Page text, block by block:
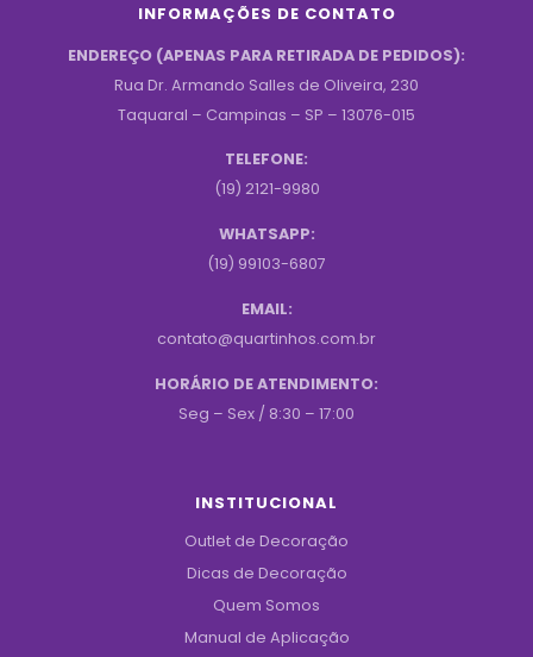
INFORMAÇÕES DE CONTATO
ENDEREÇO (APENAS PARA RETIRADA DE PEDIDOS):
Rua Dr. Armando Salles de Oliveira, 230
Taquaral – Campinas – SP – 13076-015
TELEFONE:
(19) 2121-9980
WHATSAPP:
(19) 99103-6807
EMAIL:
contato@quartinhos.com.br
HORÁRIO DE ATENDIMENTO:
Seg – Sex / 8:30 – 17:00
INSTITUCIONAL
Outlet de Decoração
Dicas de Decoração
Quem Somos
Manual de Aplicação